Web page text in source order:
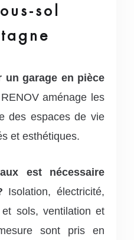
sol
un garage en pièce
aménage les
des espaces de vie
et esthétiques.
est nécessaire
Isolation, électricité,
sols, ventilation et
sont pris en